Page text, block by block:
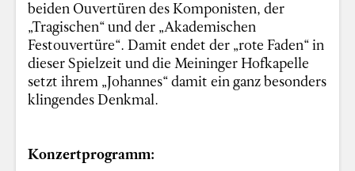
beiden Ouvertüren des Komponisten, der
„Tragischen“ und der „Akademischen
Festouvertüre“. Damit endet der „rote Faden“ in
dieser Spielzeit und die Meininger Hofkapelle
setzt ihrem „Johannes“ damit ein ganz besonders
klingendes Denkmal.
Konzertprogramm: